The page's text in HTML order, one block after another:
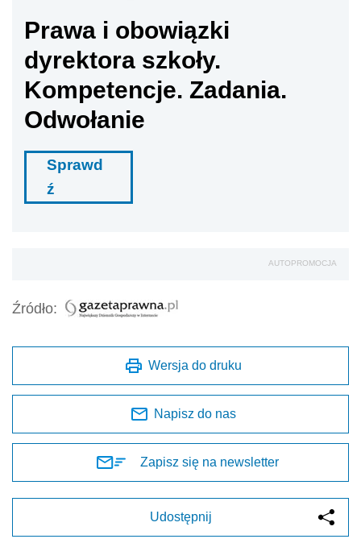
Prawa i obowiązki
dyrektora szkoły.
Kompetencje. Zadania.
Odwołanie
Sprawd
ź
AUTOPROMOCJA
Źródło:
Wersja do druku
Napisz do nas
Zapisz się na newsletter
Udostępnij